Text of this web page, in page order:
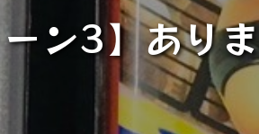
ン3】あり